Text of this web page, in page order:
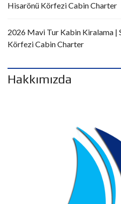
Hisarönü Körfezi Cabin Charter
2026 Mavi Tur Kabin Kiralama |
Körfezi Cabin Charter
Hakkımızda